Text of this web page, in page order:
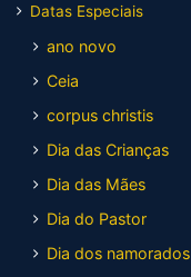
Datas Especiais
ano novo
Ceia
corpus christis
Dia das Crianças
Dia das Mães
Dia do Pastor
Dia dos namorados